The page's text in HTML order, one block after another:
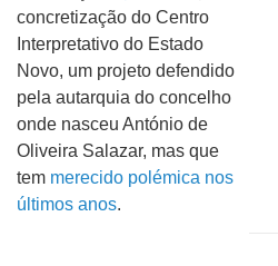
concretização do Centro
Interpretativo do Estado
Novo, um projeto defendido
pela autarquia do concelho
onde nasceu António de
Oliveira Salazar, mas que
tem merecido polémica nos
últimos anos.